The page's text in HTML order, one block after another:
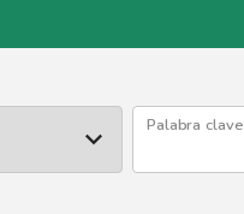
Palabra clave